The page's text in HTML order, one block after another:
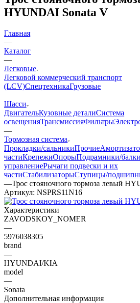
HYUNDAI Sonata V
Главная
—
Каталог
—
Легковые
Легковой коммерческий транспорт
(LCV)СпецтехникаГрузовые
—
Шасси
ДвигательКузовные деталиСистема
освещенияТрансмиссияФильтры
—
Тормозная система
Прокладки/сальникиПрочие
частиКрепежиОпорыПодрамники/балки
управлениеРычаги подвески и их
частиСтабилизаторыСтупицы/
—Трос стояночного тормоза левый
Артикул: NSPRS11N16
Характеристики
ZAVODSKOY_NOMER
—
5976038305
brand
—
HYUNDAI/KIA
model
—
Sonata
Дополнительная информация